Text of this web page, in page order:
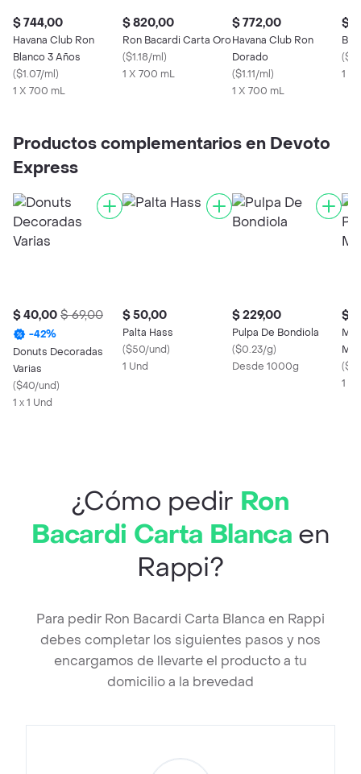
$ 744,00
Havana Club Ron
Blanco 3 Años
($1.07/ml)
1 X 700 mL
$ 820,00
Ron Bacardi Carta Oro
($1.18/ml)
1 X 700 mL
$ 772,00
Havana Club Ron
Dorado
($1.11/ml)
1 X 700 mL
$
(
1 X
Productos complementarios en Devoto
Express
$ 40,00 $ 69,00
-42%
Donuts Decoradas
Varias
($40/und)
1 x 1 Und
$ 50,00
Palta Hass
($50/und)
1 Und
$ 229,00
Pulpa De Bondiola
($0.23/g)
Desde 1000g
$
(
1 X
¿Cómo pedir Ron
Bacardi Carta Blanca en
Rappi?
Para pedir Ron Bacardi Carta Blanca en Rappi
debes completar los siguientes pasos y nos
encargamos de llevarte el producto a tu
domicilio a la brevedad